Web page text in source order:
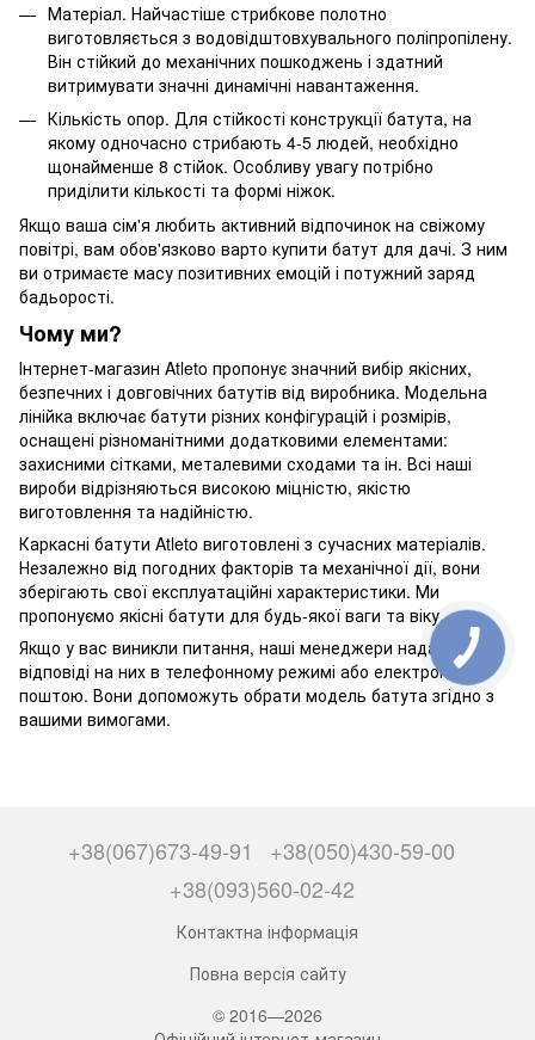
Матеріал. Найчастіше стрибкове полотно
виготовляється з водовідштовхувального поліпропілену.
Він стійкий до механічних пошкоджень і здатний
витримувати значні динамічні навантаження.
Кількість опор. Для стійкості конструкції батута, на
якому одночасно стрибають 4-5 людей, необхідно
щонайменше 8 стійок. Особливу увагу потрібно
приділити кількості та формі ніжок.
Якщо ваша сім'я любить активний відпочинок на свіжому
повітрі, вам обов'язково варто купити батут для дачі. З ним
ви отримаєте масу позитивних емоцій і потужний заряд
бадьорості.
Чому ми?
Інтернет-магазин Atleto пропонує значний вибір якісних,
безпечних і довговічних батутів від виробника. Модельна
лінійка включає батути різних конфігурацій і розмірів,
оснащені різноманітними додатковими елементами:
захисними сітками, металевими сходами та ін. Всі наші
вироби відрізняються високою міцністю, якістю
виготовлення та надійністю.
Каркасні батути Atleto виготовлені з сучасних матеріалів.
Незалежно від погодних факторів та механічної дії, вони
зберігають свої експлуатаційні характеристики. Ми
пропонуємо якісні батути для будь-якої ваги та віку.
Якщо у вас виникли питання, наші менеджери нададуть
відповіді на них в телефонному режимі або електронною
поштою. Вони допоможуть обрати модель батута згідно з
вашими вимогами.
+38(067)673-49-91
+38(050)430-59-00
+38(093)560-02-42
Контактна інформація
Повна версія сайту
© 2016—2026